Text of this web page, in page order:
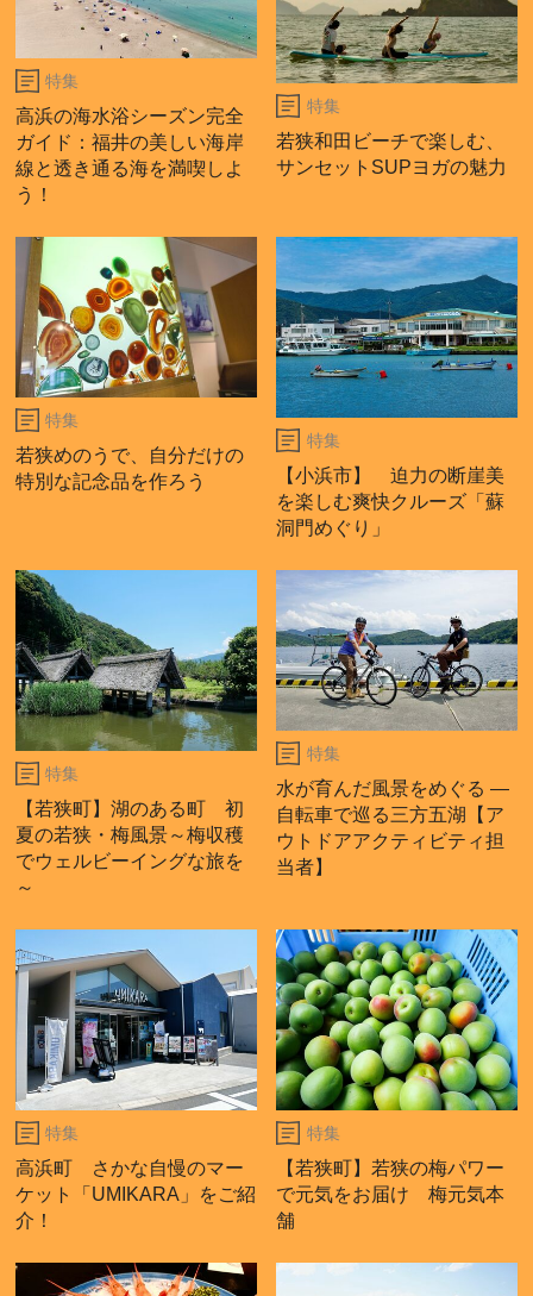
特集
高浜の海水浴シーズン完全
ガイド：福井の美しい海岸
線と透き通る海を満喫しよ
う！
特集
若狭和田ビーチで楽しむ、
サンセットSUPヨガの魅力
特集
若狭めのうで、自分だけの
特別な記念品を作ろう
特集
【小浜市】 迫力の断崖美
を楽しむ爽快クルーズ「蘇
洞門めぐり」
特集
【若狭町】湖のある町 初
夏の若狭・梅風景～梅収穫
でウェルビーイングな旅を
～
特集
水が育んだ風景をめぐる ―
自転車で巡る三方五湖【ア
ウトドアアクティビティ担
当者】
特集
高浜町 さかな自慢のマー
ケット「UMIKARA」をご紹
介！
特集
【若狭町】若狭の梅パワー
で元気をお届け 梅元気本
舗